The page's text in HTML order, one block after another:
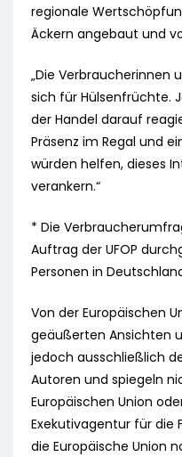
regionale
Äckern angebaut und
„Die Verbraucherinnen
sich für Hülsenfrüchte.
der Handel darauf
Präsenz im Regal und
würden helfen, dieses
verankern.“
* Die
Auftrag der UFOP
Personen in
Von der Europäischen
geäußerten Ansichten
jedoch ausschließlich
Autoren und spiegeln
Europäischen Union
Exekutivagentur für die
die Europäische Union